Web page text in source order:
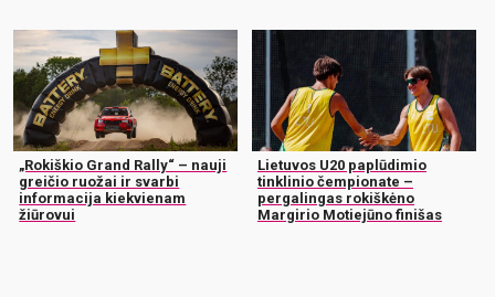
„Rokiškio Grand Rally“ – nauji
greičio ruožai ir svarbi
informacija kiekvienam
žiūrovui
Lietuvos U20 paplūdimio
tinklinio čempionate –
pergalingas rokiškėno
Margirio Motiejūno finišas